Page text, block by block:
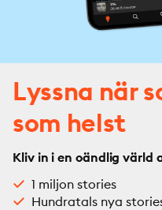
Lyssna när
som helst
Kliv in i en oändlig värld
1 miljon stories
Hundratals nya